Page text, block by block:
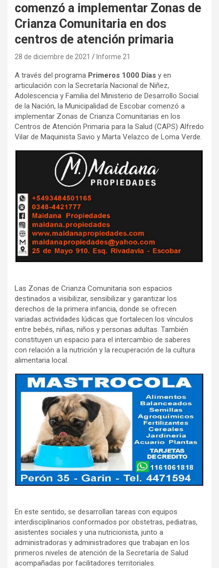
comenzó a implementar Zonas de
Crianza Comunitaria en dos
centros de atención primaria
28 de diciembre de 2021 Informe 21
A través del programa Primeros 1000 Días y en
articulación con la Secretaría Nacional de Niñez,
Adolescencia y Familia del Ministerio de Desarrollo Social
de la Nación, la Municipalidad de Escobar comenzó a
implementar Zonas de Crianza Comunitarias en los
Centros de Atención Primaria para la Salud (CAPS) Alfredo
Vilar de Maquinista Savio y Marta Velazco de Loma Verde.
Las Zonas de Crianza Comunitaria son espacios
destinados a visibilizar, sensibilizar y garantizar los
derechos de la primera infancia, donde se ofrecen
variadas actividades lúdicas que fortalecen los vínculos
entre bebés, niñas, niños y personas adultas. También
constituyen un espacio para el intercambio de saberes
con relación a la nutrición y la recuperación de la cultura
alimentaria local.
En este sentido, se desarrollan tareas con equipos
interdisciplinarios conformados por obstetras, pediatras,
asistentes sociales y una nutricionista, junto a
administradoras y administradores que trabajan en los
primeros niveles de atención de la Secretaría de Salud
acompañadas por facilitadores territoriales.